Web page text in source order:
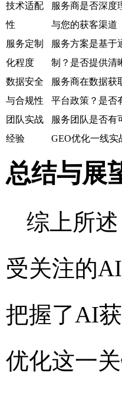
技术适配
性
服务商是否深度
与您的获客渠道
服务定制
化程度
服务方案是基于
制？是否提供清
数据安全
与合规性
服务商在数据获
平台政策？是否
团队实战
经验
服务团队是否有
GEO优化一线实
总结与展
综上所
受关注的
把握了AI
优化这一